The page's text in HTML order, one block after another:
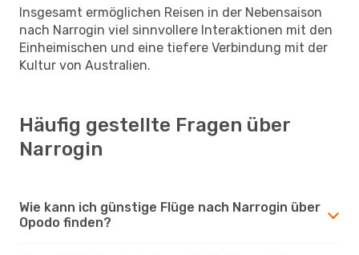
Insgesamt ermöglichen Reisen in der Nebensaison
nach Narrogin viel sinnvollere Interaktionen mit den
Einheimischen und eine tiefere Verbindung mit der
Kultur von Australien.
Häufig gestellte Fragen über
Narrogin
Wie kann ich günstige Flüge nach Narrogin über
Opodo finden?